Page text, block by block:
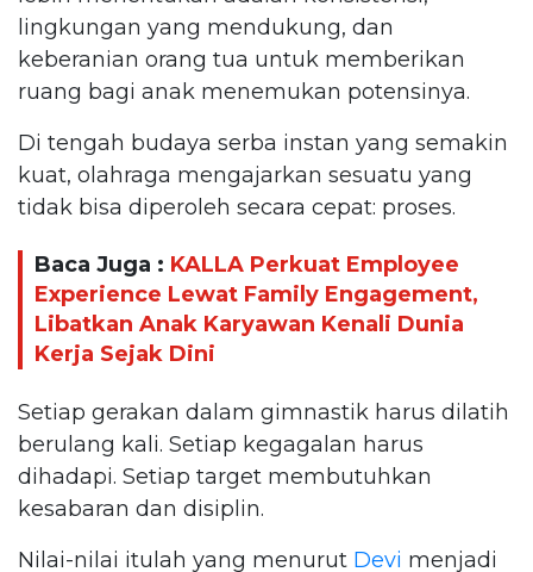
lingkungan yang mendukung, dan
keberanian orang tua untuk memberikan
ruang bagi anak menemukan potensinya.
Di tengah budaya serba instan yang semakin
kuat, olahraga mengajarkan sesuatu yang
tidak bisa diperoleh secara cepat: proses.
Baca Juga : KALLA Perkuat Employee
Experience Lewat Family Engagement,
Libatkan Anak Karyawan Kenali Dunia
Kerja Sejak Dini
Setiap gerakan dalam gimnastik harus dilatih
berulang kali. Setiap kegagalan harus
dihadapi. Setiap target membutuhkan
kesabaran dan disiplin.
Nilai-nilai itulah yang menurut Devi menjadi